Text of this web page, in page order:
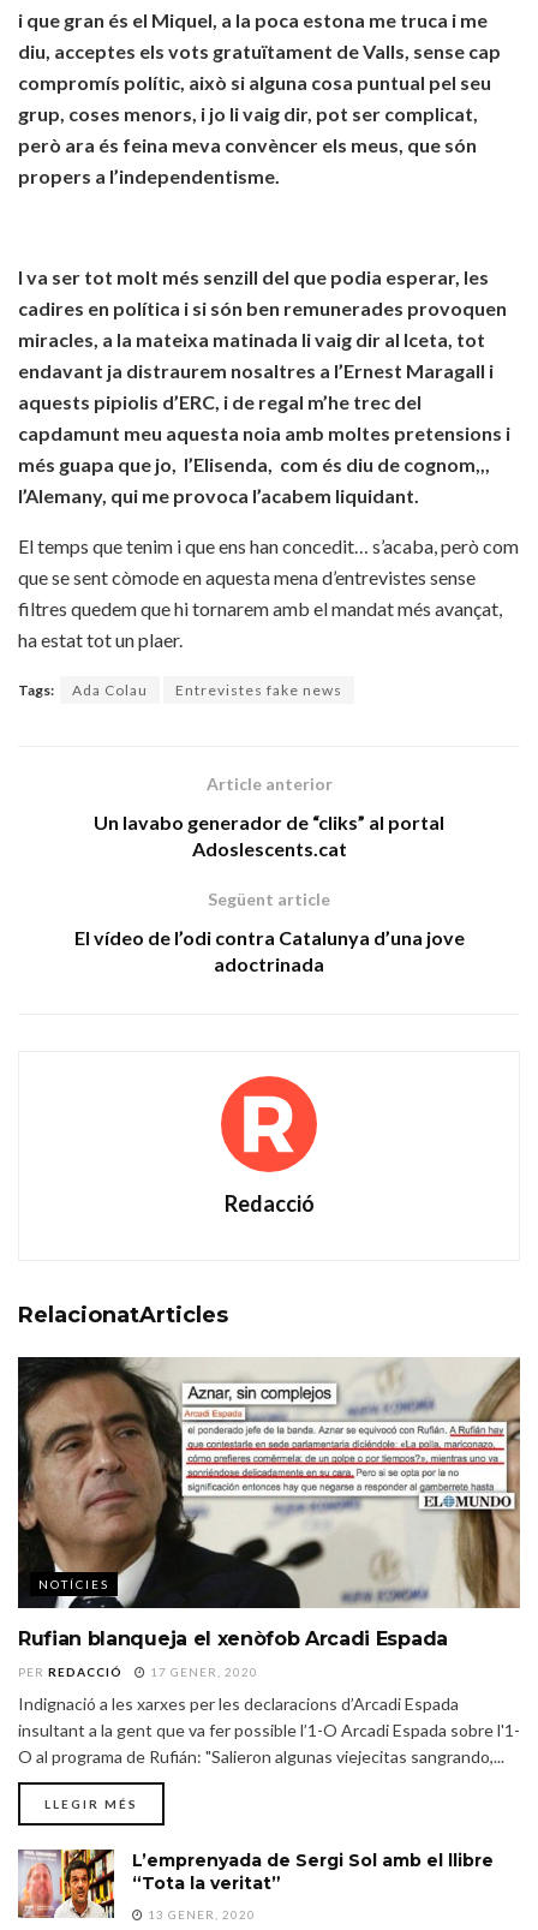
i que gran és el Miquel, a la poca estona me truca i me
diu, acceptes els vots gratuïtament de Valls, sense cap
compromís polític, això si alguna cosa puntual pel seu
grup, coses menors, i jo li vaig dir, pot ser complicat,
però ara és feina meva convèncer els meus, que són
propers a l’independentisme.
I va ser tot molt més senzill del que podia esperar, les
cadires en política i si són ben remunerades provoquen
miracles, a la mateixa matinada li vaig dir al Iceta, tot
endavant ja distraurem nosaltres a l’Ernest Maragall i
aquests pipiolis d’ERC, i de regal m’he trec del
capdamunt meu aquesta noia amb moltes pretensions i
més guapa que jo, l’Elisenda, com és diu de cognom,,,
l’Alemany, qui me provoca l’acabem liquidant.
El temps que tenim i que ens han concedit… s’acaba, però com
que se sent còmode en aquesta mena d’entrevistes sense
filtres quedem que hi tornarem amb el mandat més avançat,
ha estat tot un plaer.
Tags: Ada Colau Entrevistes fake news
Article anterior
Un lavabo generador de “cliks” al portal
Adoslescents.cat
Següent article
El vídeo de l’odi contra Catalunya d’una jove
adoctrinada
Redacció
RelacionatArticles
NOTÍCIES
Rufian blanqueja el xenòfob Arcadi Espada
PER REDACCIÓ 17 GENER, 2020
Indignació a les xarxes per les declaracions d’Arcadi Espada
insultant a la gent que va fer possible l’1-O Arcadi Espada sobre l'1-
O al programa de Rufián: "Salieron algunas viejecitas sangrando,...
LLEGIR MÉS
L’emprenyada de Sergi Sol amb el llibre
“Tota la veritat”
13 GENER, 2020